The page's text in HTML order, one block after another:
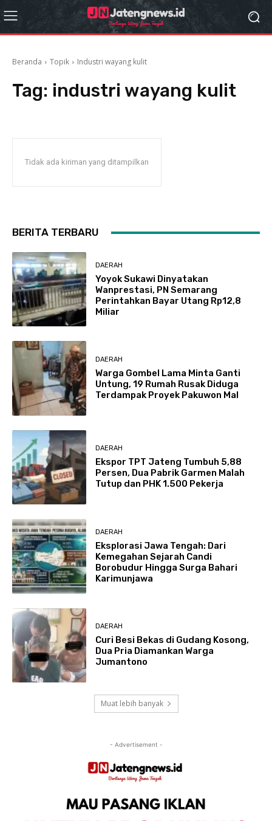
Beranda Topik Industri wayang kulit
Tag: industri wayang kulit
Tidak ada kiriman yang ditampilkan
BERITA TERBARU
DAERAH
Yoyok Sukawi Dinyatakan
Wanprestasi, PN Semarang
Perintahkan Bayar Utang Rp12,8
Miliar
DAERAH
Warga Gombel Lama Minta Ganti
Untung, 19 Rumah Rusak Diduga
Terdampak Proyek Pakuwon Mal
DAERAH
Ekspor TPT Jateng Tumbuh 5,88
Persen, Dua Pabrik Garmen Malah
Tutup dan PHK 1.500 Pekerja
DAERAH
Eksplorasi Jawa Tengah: Dari
Kemegahan Sejarah Candi
Borobudur Hingga Surga Bahari
Karimunjawa
DAERAH
Curi Besi Bekas di Gudang Kosong,
Dua Pria Diamankan Warga
Jumantono
Muat lebih banyak
- Advertisement -